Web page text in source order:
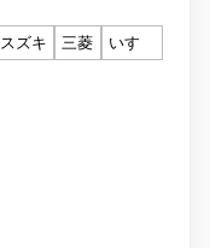
スズキ 三菱
いすゞ